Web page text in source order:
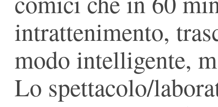
intrattenimento,
modo intelligente,
Lo spettacolo/